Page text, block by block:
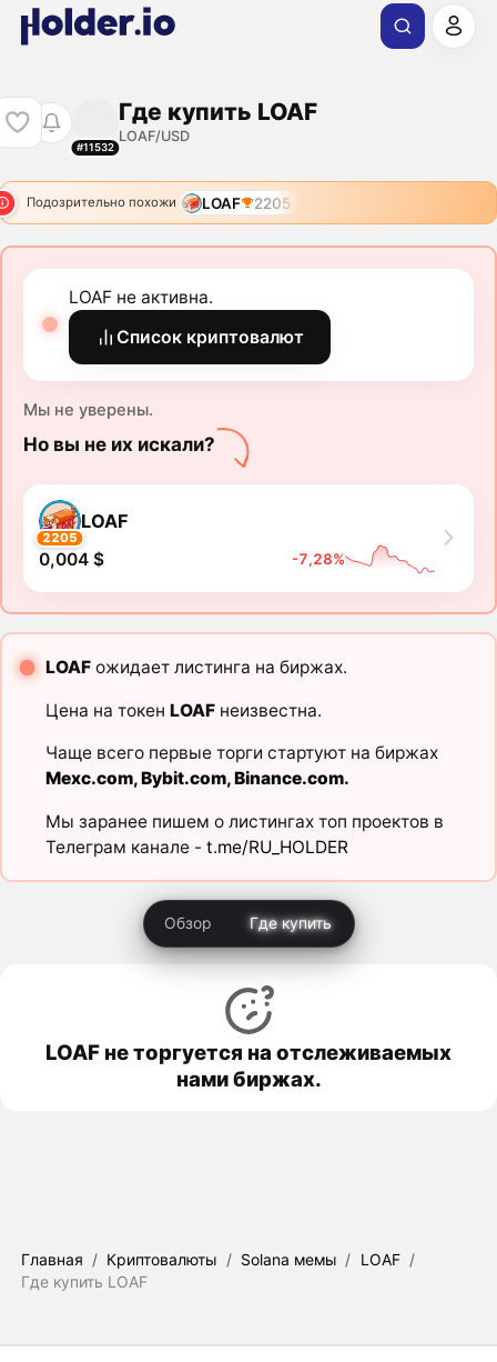
#11532
Где купить LOAF
LOAF/USD
Подозрительно похожи LOAF 2205
LOAF не активна.
Список криптовалют
Мы не уверены.
Но вы не их искали?
2205
LOAF
0,004 $ -7,28%
LOAFожидает листинга на биржах.
Цена на токен LOAFнеизвестна.
Чаще всего первые торги стартуют на биржах
Mexc.com,Bybit.com,Binance.com.
Мы заранее пишем о листингах топ проектов в
Телеграм канале - t.me/RU_HOLDER
Обзор Где купить
LOAF не торгуется на отслеживаемых
нами биржах.
Главная / Криптовалюты / Solana мемы / LOAF /
Где купить LOAF